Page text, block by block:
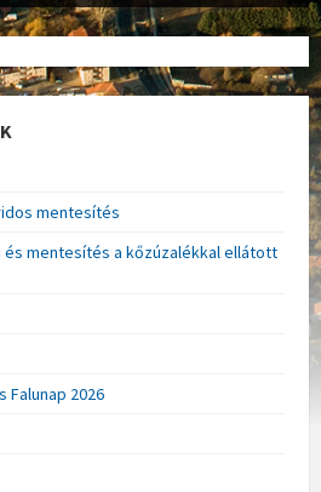
mentesítés
mentesítés a kőzúzalékkal ellátott
Falunap 2026